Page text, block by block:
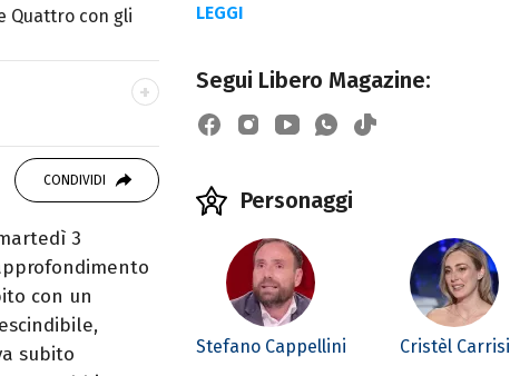
Quattro con gli
Ho scritto
di cronaca
CONDIVIDI
3
con un
subito
LEGGI
Segui Libero Magazine:
Personaggi
Stefano Cappellini Cristèl Carrisi